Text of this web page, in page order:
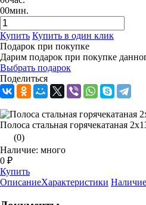
00мин.
Купить Купить в один клик
Подарок при покупке
Дарим подарок при покупке
Выбрать подарок
Поделиться
Полоса стальная горячекатаная
(0)
Наличие: много
0 ₽
Купить
ОписаниеХарактеристики Наличие